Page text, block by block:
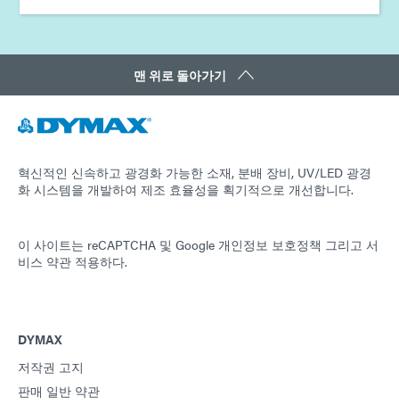
맨 위로 돌아가기
혁신적인 신속하고 광경화 가능한 소재, 분배 장비, UV/LED 광경
화 시스템을 개발하여 제조 효율성을 획기적으로 개선합니다.
이 사이트는 reCAPTCHA 및 Google 개인정보 보호정책 그리고 서
비스 약관 적용하다.
DYMAX
저작권 고지
판매 일반 약관